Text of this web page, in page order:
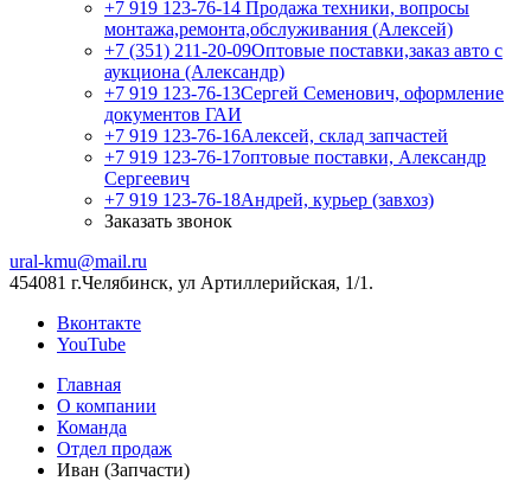
+7 919 123-76-14 Продажа техники, вопросы
монтажа,ремонта,обслуживания (Алексей)
+7 (351) 211-20-09Оптовые поставки,заказ авто с
аукциона (Александр)
+7 919 123-76-13Сергей Семенович, оформление
документов ГАИ
+7 919 123-76-16Алексей, склад запчастей
+7 919 123-76-17оптовые поставки, Александр
Сергеевич
+7 919 123-76-18Андрей, курьер (завхоз)
Заказать звонок
ural-kmu@mail.ru
454081 г.Челябинск, ул Артиллерийская, 1/1.
Вконтакте
YouTube
Главная
О компании
Команда
Отдел продаж
Иван (Запчасти)